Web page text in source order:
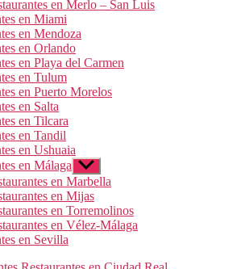
submenú
en Merlo – San Luis
en Miami
en Mendoza
en Orlando
en Playa del Carmen
en Tulum
en Puerto Morelos
en Salta
en Tilcara
en Tandil
en Ushuaia
en Málaga Mostrar
el
submenú
en Marbella
en Mijas
en Torremolinos
en Vélez-Málaga
en Sevilla
Categorías